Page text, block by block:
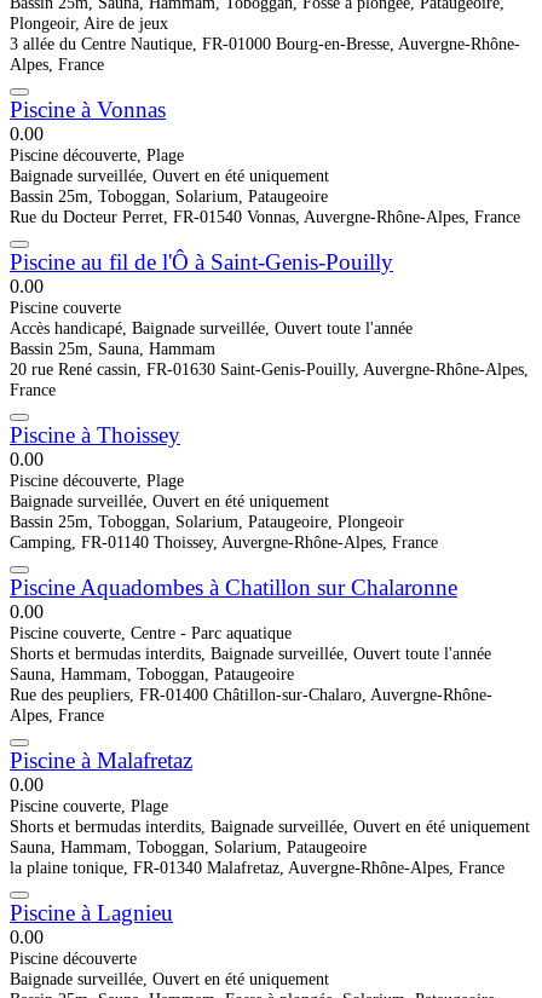
Plongeoir, Aire de jeux
3 allée du Centre Nautique, FR-01000 Bourg-en-Bresse, Auvergne-Rhône-
Alpes, France
Piscine à Vonnas
0.00
Piscine découverte, Plage
Baignade surveillée, Ouvert en été uniquement
Bassin 25m, Toboggan, Solarium, Pataugeoire
Rue du Docteur Perret, FR-01540 Vonnas, Auvergne-Rhône-Alpes, France
Piscine au fil de l'Ô à Saint-Genis-Pouilly
0.00
Piscine couverte
Accès handicapé, Baignade surveillée, Ouvert toute l'année
Bassin 25m, Sauna, Hammam
20 rue René cassin, FR-01630 Saint-Genis-Pouilly, Auvergne-Rhône-Alpes,
France
Piscine à Thoissey
0.00
Piscine découverte, Plage
Baignade surveillée, Ouvert en été uniquement
Bassin 25m, Toboggan, Solarium, Pataugeoire, Plongeoir
Camping, FR-01140 Thoissey, Auvergne-Rhône-Alpes, France
Piscine Aquadombes à Chatillon sur Chalaronne
0.00
Piscine couverte, Centre - Parc aquatique
Shorts et bermudas interdits, Baignade surveillée, Ouvert toute l'année
Sauna, Hammam, Toboggan, Pataugeoire
Rue des peupliers, FR-01400 Châtillon-sur-Chalaro, Auvergne-Rhône-
Alpes, France
Piscine à Malafretaz
0.00
Piscine couverte, Plage
Shorts et bermudas interdits, Baignade surveillée, Ouvert en été uniquement
Sauna, Hammam, Toboggan, Solarium, Pataugeoire
la plaine tonique, FR-01340 Malafretaz, Auvergne-Rhône-Alpes, France
Piscine à Lagnieu
0.00
Piscine découverte
Baignade surveillée, Ouvert en été uniquement